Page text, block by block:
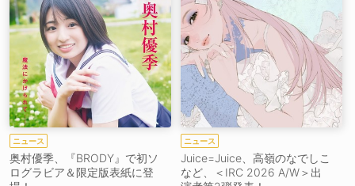
ニュース
奥村優季、『BRODY』で初ソ
ログラビア＆限定版表紙に登
ニュース
Juice=Juice、高嶺のなでしこ
など、＜IRC 2026 A/W＞出